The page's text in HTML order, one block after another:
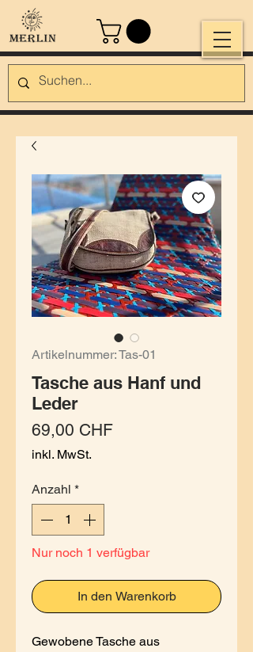
Artikelnummer: Tas-01
Tasche aus Hanf und
Leder
69,00 CHFPreis
inkl. MwSt.
Anzahl *
Nur noch 1 verfügbar
In den Warenkorb
Gewobene Tasche aus